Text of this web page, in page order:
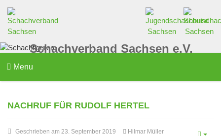
Schachverband Sachsen e.V.
Menu
NACHRUF FÜR RUDOLF HERTEL
Geschrieben am 23. September 2019
Hilmar Müller